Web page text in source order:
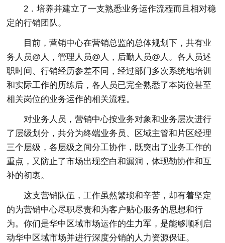
2．培养并建立了一支熟悉业务运作流程而且相对稳
定的行销团队。
目前，营销中心在营销总监的总体规划下，共有业
务人员@人，管理人员@人，后勤人员@人。各人员述
职时间、行销经历参差不同，经过部门多次系统地培训
和实际工作的历练后，各人员已完全熟悉了本岗位甚至
相关岗位的业务运作的相关流程。
对业务人员，营销中心按业务对象和业务层次进行
了层级划分，共分为终端业务员、区域主管和片区经理
三个层级，各层级之间分工协作，既突出了业务工作的
重点，又防止了市场出现空白和漏洞，体现勒协作和互
补的初衷。
这支营销队伍，工作虽然繁琐和辛苦，却有着坚定
的为营销中心尽职尽责和为客户贴心服务的思想和行
为。你们是华中区域市场运作的生力军，是能够顺利启
动华中区域市场并进行深度分销的人力资源保证。